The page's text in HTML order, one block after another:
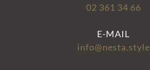
02 361 34 66
E-MAIL
info@nesta.style